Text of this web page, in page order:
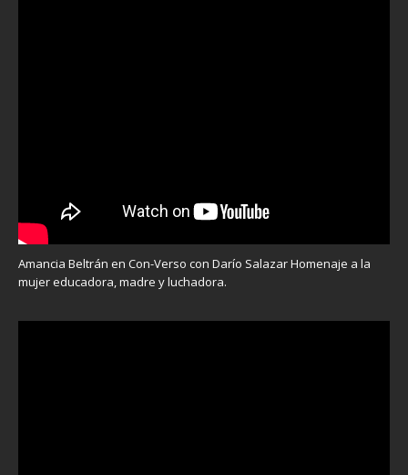
Amancia Beltrán en Con-Verso con Darío Salazar Homenaje a la
mujer educadora, madre y luchadora.